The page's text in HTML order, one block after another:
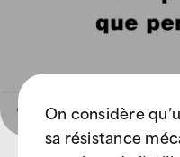
On considère
sa résistance